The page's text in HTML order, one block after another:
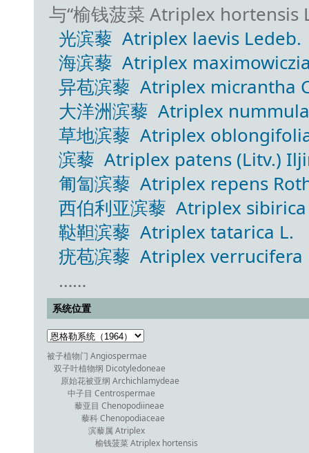
与“榆钱菠菜 Atriplex hortensis
光滨藜 Atriplex laevis Ledeb.
海滨藜 Atriplex
异苞滨藜 Atriplex micrantha
大洋洲滨藜 Atriplex
草地滨藜 Atriplex
滨藜 Atriplex patens (Litv.)
匍匐滨藜 Atriplex repens
西伯利亚滨藜 Atriplex
鞑靼滨藜 Atriplex tatarica L.
疣苞滨藜 Atriplex verrucifera
……
系统位置
被子植物门 Angiospermae
双子叶植物纲 Dicotyledoneae
原始花被亚纲 Archichlamydeae
中子目 Centrospermae
藜亚目 Chenopodiineae
藜科 Chenopodiaceae
滨藜属 Atriplex
榆钱菠菜 Atriplex hortensis